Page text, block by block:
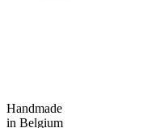
Handmade
in Belgium